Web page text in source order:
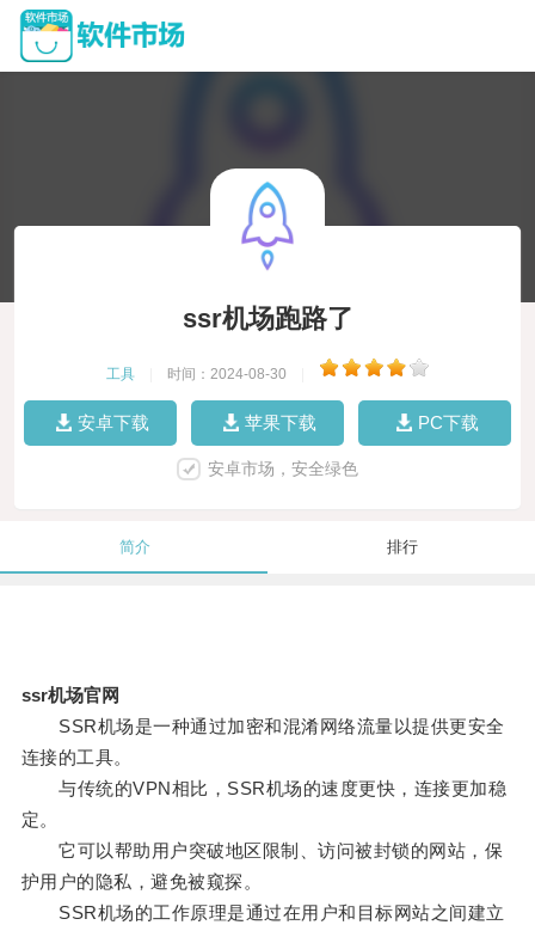
ssr机场跑路了
工具 时间：2024-08-30
安卓下载 苹果下载 PC下载
安卓市场，安全绿色
简介 排行
ssr机场官网
SSR机场是一种通过加密和混淆网络流量以提供更安全
连接的工具。
与传统的VPN相比，SSR机场的速度更快，连接更加稳
定。
它可以帮助用户突破地区限制、访问被封锁的网站，保
护用户的隐私，避免被窥探。
SSR机场的工作原理是通过在用户和目标网站之间建立